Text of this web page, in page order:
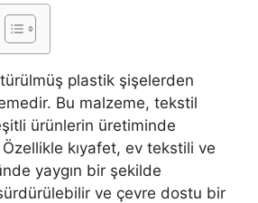
plastik şişelerden
Bu malzeme, tekstil
ürünlerin üretiminde
Özellikle kıyafet, ev tekstili ve
yaygın bir şekilde
ve çevre dostu bir